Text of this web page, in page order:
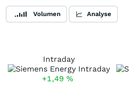
Volumen Analyse
Intraday
+1,49 %